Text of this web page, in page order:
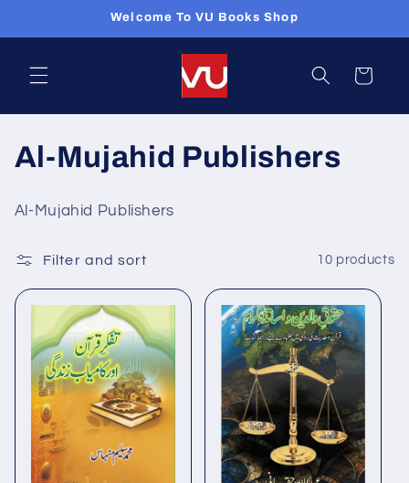
Welcome To VU Books Shop
Cart
C
l
e
c
o
Al-Mujahid Publishers
Al-Mujahid Publishers
Filter and sort 10 products